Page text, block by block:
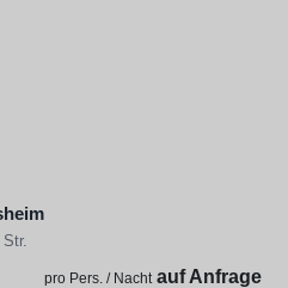
pro Pers. / Nacht auf Anfrage